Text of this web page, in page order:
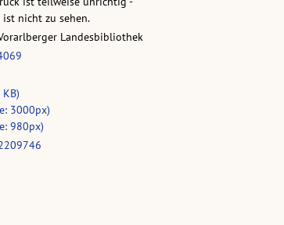
nicht zu sehen.
Landesbibliothek
3000px)
980px)